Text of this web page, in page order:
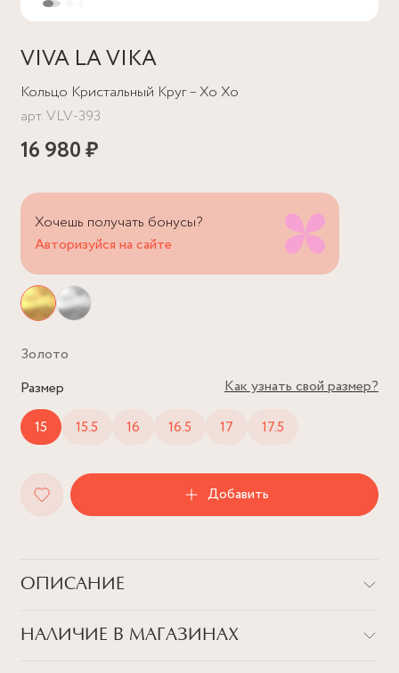
VIVA LA VIKA
Кольцо Кристальный Круг – Хо Хо
арт.VLV-393
16 980 ₽
Хочешь получать бонусы?
Авторизуйся на сайте
Золото
Размер
15
15.5 16 16.5 17 17.5
Как узнать свой размер?
Добавить
ОПИСАНИЕ
подвеской, которая напоминает пирсинг. Почему пирсинг?
НАЛИЧИЕ В МАГАЗИНАХ